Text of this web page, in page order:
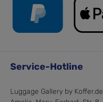
Service-Hotline
Luggage Gallery by Koffer.de